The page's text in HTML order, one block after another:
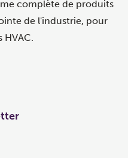
complète de produits
de l'industrie, pour
HVAC.